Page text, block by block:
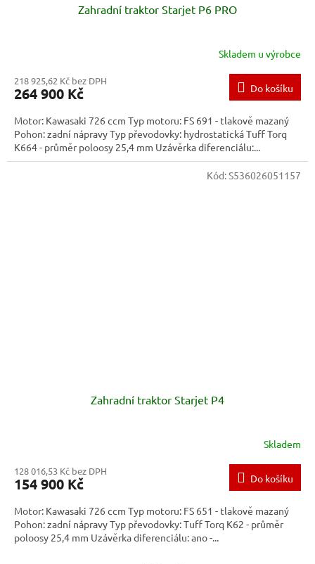
Zahradní traktor Starjet P6 PRO
Skladem u výrobce
218 925,62 Kč bez DPH
264 900 Kč Do košíku
Motor: Kawasaki 726 ccm Typ motoru: FS 691 - tlakově mazaný
Pohon: zadní nápravy Typ převodovky: hydrostatická Tuff Torq
K664 - průměr poloosy 25,4 mm Uzávěrka diferenciálu:...
Zahradní traktor Starjet P4
Skladem
128 016,53 Kč bez DPH
154 900 Kč Do košíku
Motor: Kawasaki 726 ccm Typ motoru: FS 651 - tlakově mazaný
Pohon: zadní nápravy Typ převodovky: Tuff Torq K62 - průměr
poloosy 25,4 mm Uzávěrka diferenciálu: ano -...
Kód:S536026051157